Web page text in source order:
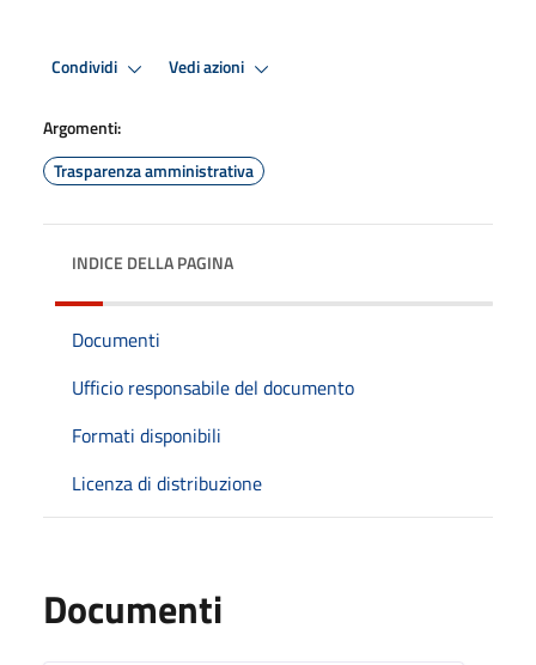
Condividi Vedi azioni
Argomenti:
Trasparenza amministrativa
INDICE DELLA PAGINA
Documenti
Ufficio responsabile del documento
Formati disponibili
Licenza di distribuzione
Documenti